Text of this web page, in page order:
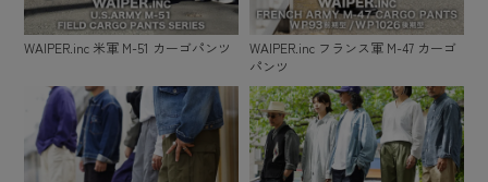
WAIPER.inc 米軍 M-51 カーゴパンツ
WAIPER.inc フランス軍 M-47 カーゴ
パンツ